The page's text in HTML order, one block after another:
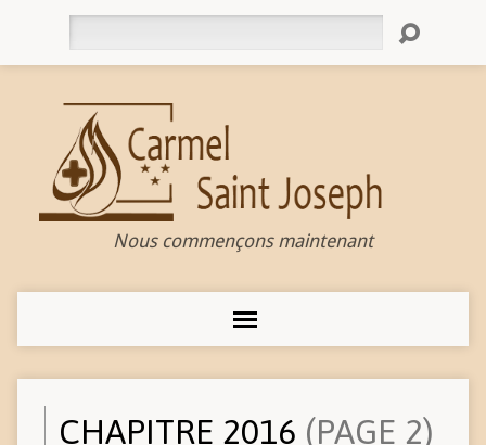
Nous commençons maintenant
CHAPITRE 2016 (PAGE 2)